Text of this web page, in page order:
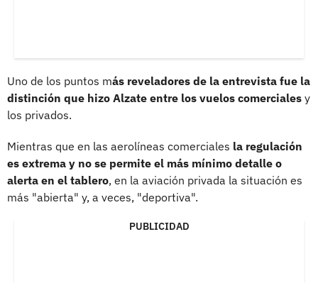
Uno de los puntos más reveladores de la entrevista fue la
distinción que hizo Alzate entre los vuelos comerciales y
los privados.
Mientras que en las aerolíneas comerciales la regulación
es extrema y no se permite el más mínimo detalle o
alerta en el tablero, en la aviación privada la situación es
más "abierta" y, a veces, "deportiva".
PUBLICIDAD